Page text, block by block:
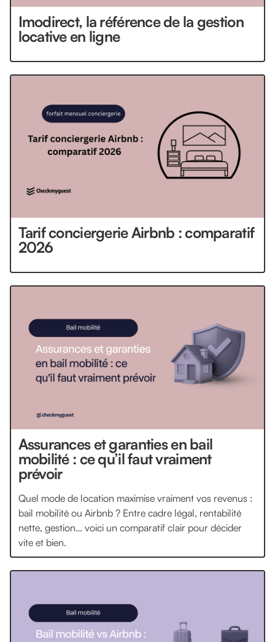
Imodirect, la référence de la gestion
locative en ligne
Tarif conciergerie Airbnb : comparatif
2026
Assurances et garanties en bail
mobilité : ce qu’il faut vraiment
prévoir
Quel mode de location maximise vraiment vos revenus :
bail mobilité ou Airbnb ? Entre cadre légal, rentabilité
nette, gestion… voici un comparatif clair pour décider
vite et bien.